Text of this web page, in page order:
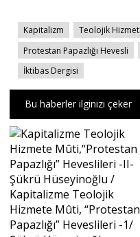
Kapitalizm Teolojik Hizmet
Protestan Papazlığı Hevesli
İktibas Dergisi
Bu haberler ilginizi çeker